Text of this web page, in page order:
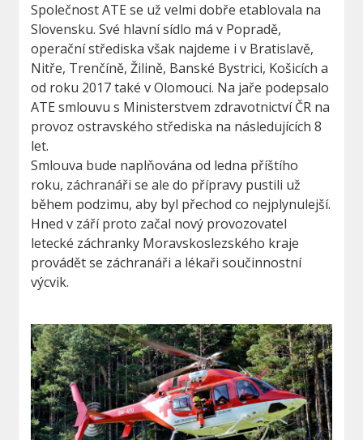
Společnost ATE se už velmi dobře etablovala na
Slovensku. Své hlavní sídlo má v Popradě,
operační střediska však najdeme i v Bratislavě,
Nitře, Trenčíně, Žilině, Banské Bystrici, Košicích a
od roku 2017 také v Olomouci. Na jaře podepsalo
ATE smlouvu s Ministerstvem zdravotnictví ČR na
provoz ostravského střediska na následujících 8
let.
Smlouva bude naplňována od ledna příštího
roku, záchranáři se ale do přípravy pustili už
během podzimu, aby byl přechod co nejplynulejší.
Hned v září proto začal nový provozovatel
letecké záchranky Moravskoslezského kraje
provádět se záchranáři a lékaři součinnostní
výcvik.